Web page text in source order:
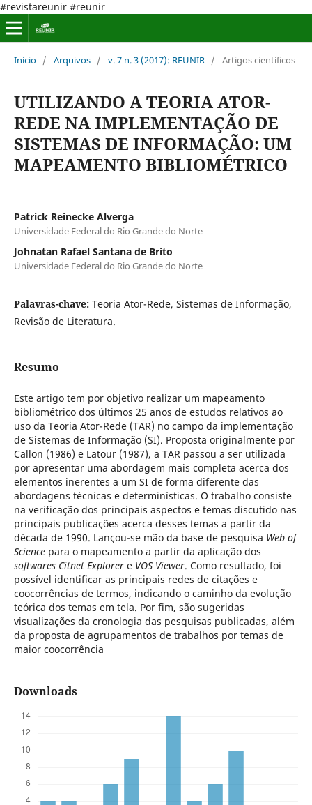
#revistareunir #reunir
Início / Arquivos / v. 7 n. 3 (2017): REUNIR / Artigos científicos
UTILIZANDO A TEORIA ATOR-
REDE NA IMPLEMENTAÇÃO DE
SISTEMAS DE INFORMAÇÃO: UM
MAPEAMENTO BIBLIOMÉTRICO
Patrick Reinecke Alverga
Universidade Federal do Rio Grande do Norte
Johnatan Rafael Santana de Brito
Universidade Federal do Rio Grande do Norte
Palavras-chave: Teoria Ator-Rede, Sistemas de Informação,
Revisão de Literatura.
Resumo
Este artigo tem por objetivo realizar um mapeamento
bibliométrico dos últimos 25 anos de estudos relativos ao
uso da Teoria Ator-Rede (TAR) no campo da implementação
de Sistemas de Informação (SI). Proposta originalmente por
Callon (1986) e Latour (1987), a TAR passou a ser utilizada
por apresentar uma abordagem mais completa acerca dos
elementos inerentes a um SI de forma diferente das
abordagens técnicas e determinísticas. O trabalho consiste
na verificação dos principais aspectos e temas discutido nas
principais publicações acerca desses temas a partir da
década de 1990. Lançou-se mão da base de pesquisa Web of
Sciencepara o mapeamento a partir da aplicação dos
softwares Citnet Explorere VOS Viewer. Como resultado, foi
possível identificar as principais redes de citações e
coocorrências de termos, indicando o caminho da evolução
teórica dos temas em tela. Por fim, são sugeridas
visualizações da cronologia das pesquisas publicadas, além
da proposta de agrupamentos de trabalhos por temas de
maior coocorrência
Downloads